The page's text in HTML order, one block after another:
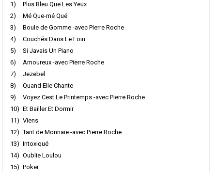
1)
Plus Bleu Que Les Yeux
2)
Mé Que-mé Qué
3)
Boule de Gomme -avec Pierre Roche
4)
Couchés Dans Le Foin
5)
Si Javais Un Piano
6)
Amoureux -avec Pierre Roche
7)
Jezebel
8)
Quand Elle Chante
9)
Voyez Cest Le Printemps -avec Pierre Roche
10) Et Bailler Et Dormir
11) Viens
12) Tant de Monnaie -avec Pierre Roche
13) Intoxiqué
14) Oublie Loulou
15) Poker